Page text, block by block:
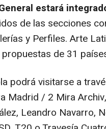
estará
de las secciones
y Perfiles. Arte
de 31
podrá visitarse a
Madrid / 2 Mira
Leandro Navarro,